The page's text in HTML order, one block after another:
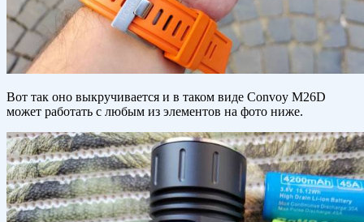
Вот так оно выкручивается и в таком виде Convoy M26D
может работать с любым из элементов на фото ниже.